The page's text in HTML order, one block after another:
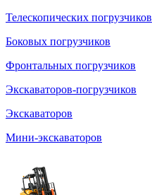
Телескопических погрузчиков
Боковых погрузчиков
Фронтальных погрузчиков
Экскаваторов-погрузчиков
Экскаваторов
Мини-экскаваторов